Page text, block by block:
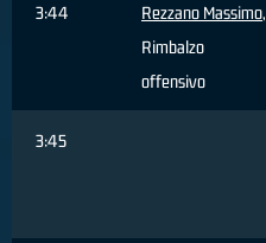
3:44 Rezzano Massimo,
Rimbalzo
offensivo
3:45